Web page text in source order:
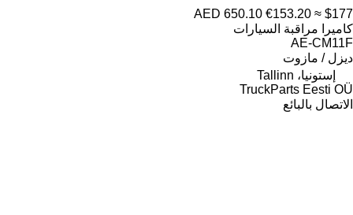
AED 650.10 €153.20 ≈ $177
كاميرا مراقبة السيارات
AE-CM11F
ديزل / مازوت
إستونيا، Tallinn
TruckParts Eesti OÜ
الاتصال بالبائع